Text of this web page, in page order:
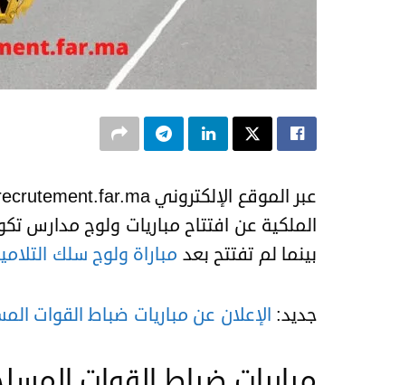
بينما لم تفتتح بعد مباراة ولوج سلك
جديد: الإعلان عن مباريات ضباط القوات